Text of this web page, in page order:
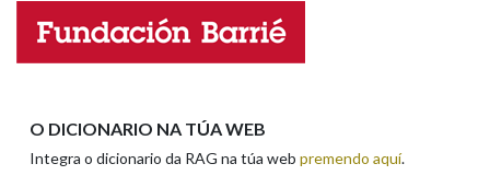
Nome
O DICIONARIO NA TÚA WEB
Integra o dicionario da RAG na túa web premendo aquí.